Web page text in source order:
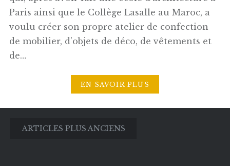
Paris ainsi que le Collège Lasalle au Maroc, a
voulu créer son propre atelier de confection
de mobilier, d’objets de déco, de vêtements et
de…
EN SAVOIR PLUS
Navigation
ARTICLES PLUS ANCIENS